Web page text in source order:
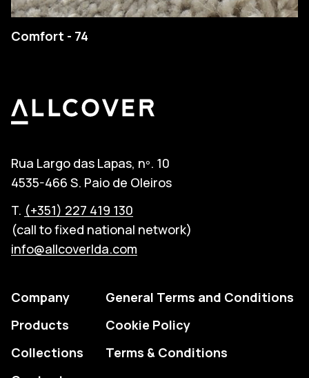
Comfort - 74
Rua Largo das Lapas, nº. 10
4535-466 S. Paio de Oleiros
T. (+351) 227 419 130
(call to fixed national network)
info@allcoverlda.com
Company
Products
Collections
General Terms and Conditions
Cookie Policy
Terms & Conditions